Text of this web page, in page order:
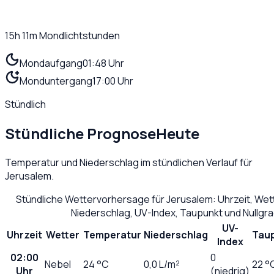
15h 11mMondlichtstunden
Mondaufgang01:48 Uhr
Monduntergang17:00 Uhr
Stündlich
Stündliche PrognoseHeute
Temperatur und Niederschlag im stündlichen Verlauf für
Jerusalem.
Stündliche Wettervorhersage fürJerusalem: Uhrzeit,
Niederschlag, UV-Index, Taupunkt und
Uhrzeit Wetter Temperatur Niederschlag
UV-
Index
02:00
Uhr
Nebel 24°C 0,0L/m²
0
(niedrig) 22